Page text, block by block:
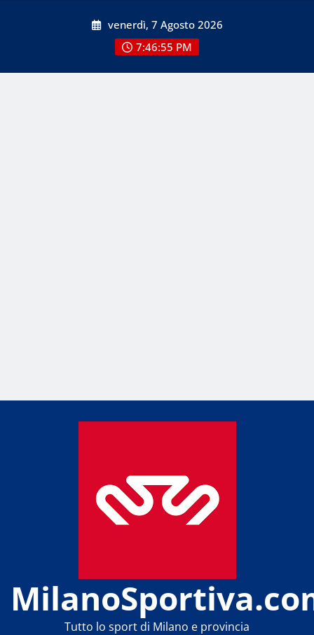
venerdì, 7 Agosto 2026
7:46:56 PM
Tutto lo sport di Milano e provincia